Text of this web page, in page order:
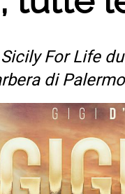
For Life
di Palermo